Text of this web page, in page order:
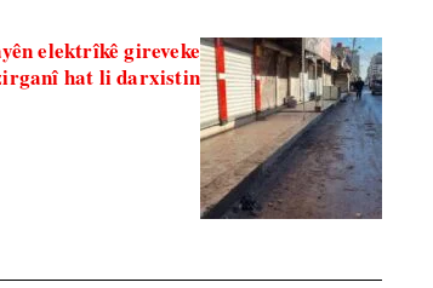
elektrîkê gireveke
hat li darxistin